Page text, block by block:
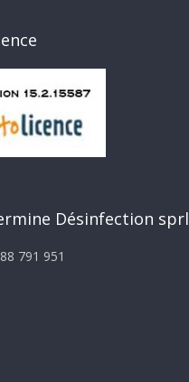
Désinfection sprl
791 951